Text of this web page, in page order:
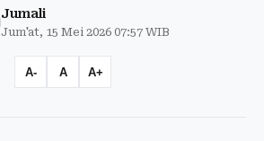
Jumali
Jum'at, 15 Mei 2026 07:57 WIB
A- A A+